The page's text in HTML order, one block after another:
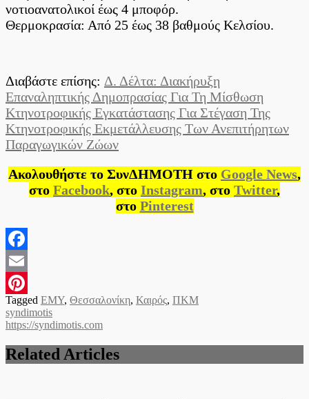
νοτιοανατολικοί έως 4 μποφόρ.
Θερμοκρασία: Από 25 έως 38 βαθμούς Κελσίου.
Διαβάστε επίσης: Δ. Δέλτα: Διακήρυξη
Επαναληπτικής Δημοπρασίας Για Τη Μίσθωση
Κτηνοτροφικής Εγκατάστασης Για Στέγαση Της
Κτηνοτροφικής Εκμετάλλευσης Των Ανεπιτήρητων
Παραγωγικών Ζώων
Ακολουθήστε το ΣυνΔΗΜΟΤΗ στο Google News,
στο Facebook, στο Instagram, στο Twitter,
στο Pinterest
Facebook
Email
Pinterest
Tagged ΕΜΥ, Θεσσαλονίκη, Καιρός, ΠΚΜ
syndimotis
https://syndimotis.com
Related Articles